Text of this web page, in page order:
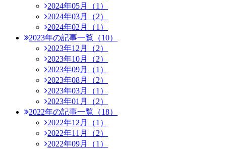
2024年05月（1）
2024年03月（2）
2024年02月（1）
2023年の記事一覧（10）
2023年12月（2）
2023年10月（2）
2023年09月（1）
2023年08月（2）
2023年03月（1）
2023年01月（2）
2022年の記事一覧（18）
2022年12月（1）
2022年11月（2）
2022年09月（1）